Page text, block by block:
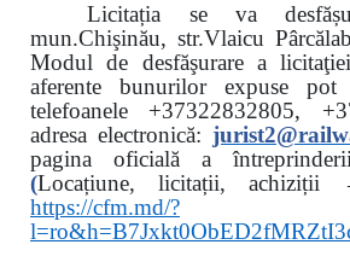
Licitația se va
mun.Chişinău, str.Vlaicu
Modul de desfăşurare a
aferente bunurilor expuse
telefoanele +37322832805,
adresa electronică:
pagina oficială a
(Locațiune, licitații,
https://cfm.md/?